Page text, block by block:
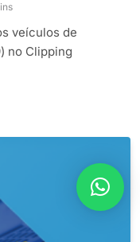
veículos de
no Clipping